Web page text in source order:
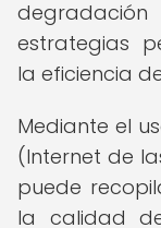
estrategias
la eficiencia
Mediante el
(Internet de
puede
la calidad